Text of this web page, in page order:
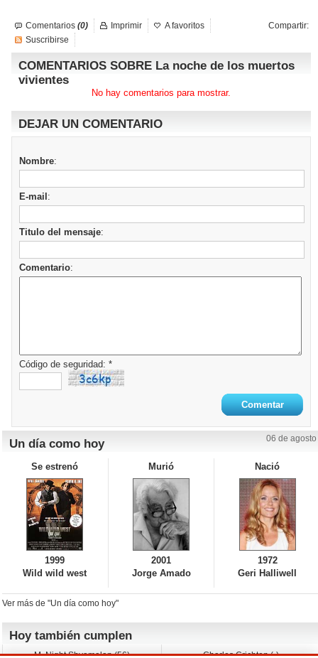
Comentarios (0) Compartir:
Imprimir
A favoritos
Suscribirse
COMENTARIOS SOBRE La noche de los muertos
vivientes
No hay comentarios para mostrar.
DEJAR UN COMENTARIO
Nombre:
E-mail :
Titulo del mensaje:
Comentario:
Código de seguridad: *
Un día como hoy 06 de agosto
Se estrenó
1999
Wild wild west
Murió
2001
Jorge Amado
Nació
1972
Geri Halliwell
Ver más de "Un día como hoy"
Hoy también cumplen
M. Night Shyamalan (56) Charles Crichton (-)